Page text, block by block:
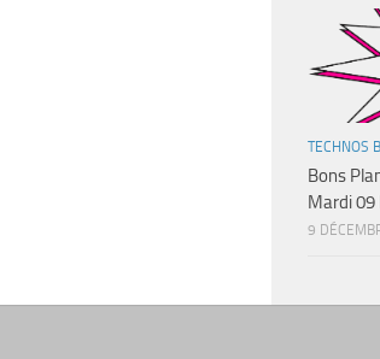
TECHNOS
Bons
Mardi 09
9